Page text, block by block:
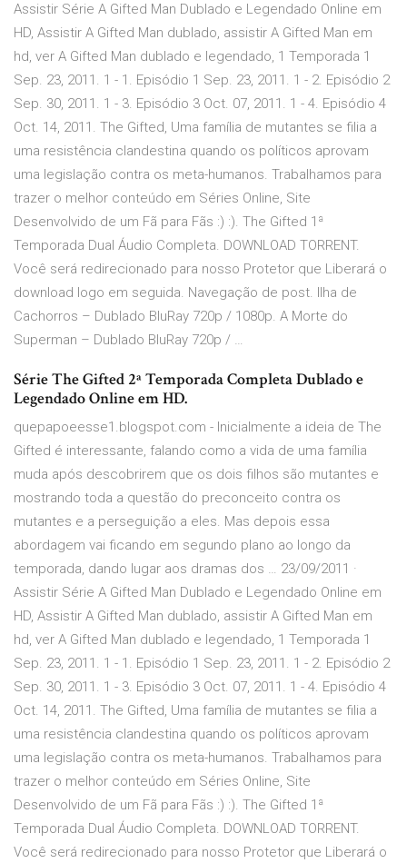
Assistir Série A Gifted Man Dublado e Legendado Online em
HD, Assistir A Gifted Man dublado, assistir A Gifted Man em
hd, ver A Gifted Man dublado e legendado, 1 Temporada 1
Sep. 23, 2011. 1 - 1. Episódio 1 Sep. 23, 2011. 1 - 2. Episódio 2
Sep. 30, 2011. 1 - 3. Episódio 3 Oct. 07, 2011. 1 - 4. Episódio 4
Oct. 14, 2011. The Gifted, Uma família de mutantes se filia a
uma resistência clandestina quando os políticos aprovam
uma legislação contra os meta-humanos. Trabalhamos para
trazer o melhor conteúdo em Séries Online, Site
Desenvolvido de um Fã para Fãs :) :). The Gifted 1ª
Temporada Dual Áudio Completa. DOWNLOAD TORRENT.
Você será redirecionado para nosso Protetor que Liberará o
download logo em seguida. Navegação de post. Ilha de
Cachorros – Dublado BluRay 720p / 1080p. A Morte do
Superman – Dublado BluRay 720p / …
Série The Gifted 2ª Temporada Completa Dublado e
Legendado Online em HD.
quepapoeesse1.blogspot.com - Inicialmente a ideia de The
Gifted é interessante, falando como a vida de uma família
muda após descobrirem que os dois filhos são mutantes e
mostrando toda a questão do preconceito contra os
mutantes e a perseguição a eles. Mas depois essa
abordagem vai ficando em segundo plano ao longo da
temporada, dando lugar aos dramas dos … 23/09/2011 ·
Assistir Série A Gifted Man Dublado e Legendado Online em
HD, Assistir A Gifted Man dublado, assistir A Gifted Man em
hd, ver A Gifted Man dublado e legendado, 1 Temporada 1
Sep. 23, 2011. 1 - 1. Episódio 1 Sep. 23, 2011. 1 - 2. Episódio 2
Sep. 30, 2011. 1 - 3. Episódio 3 Oct. 07, 2011. 1 - 4. Episódio 4
Oct. 14, 2011. The Gifted, Uma família de mutantes se filia a
uma resistência clandestina quando os políticos aprovam
uma legislação contra os meta-humanos. Trabalhamos para
trazer o melhor conteúdo em Séries Online, Site
Desenvolvido de um Fã para Fãs :) :). The Gifted 1ª
Temporada Dual Áudio Completa. DOWNLOAD TORRENT.
Você será redirecionado para nosso Protetor que Liberará o